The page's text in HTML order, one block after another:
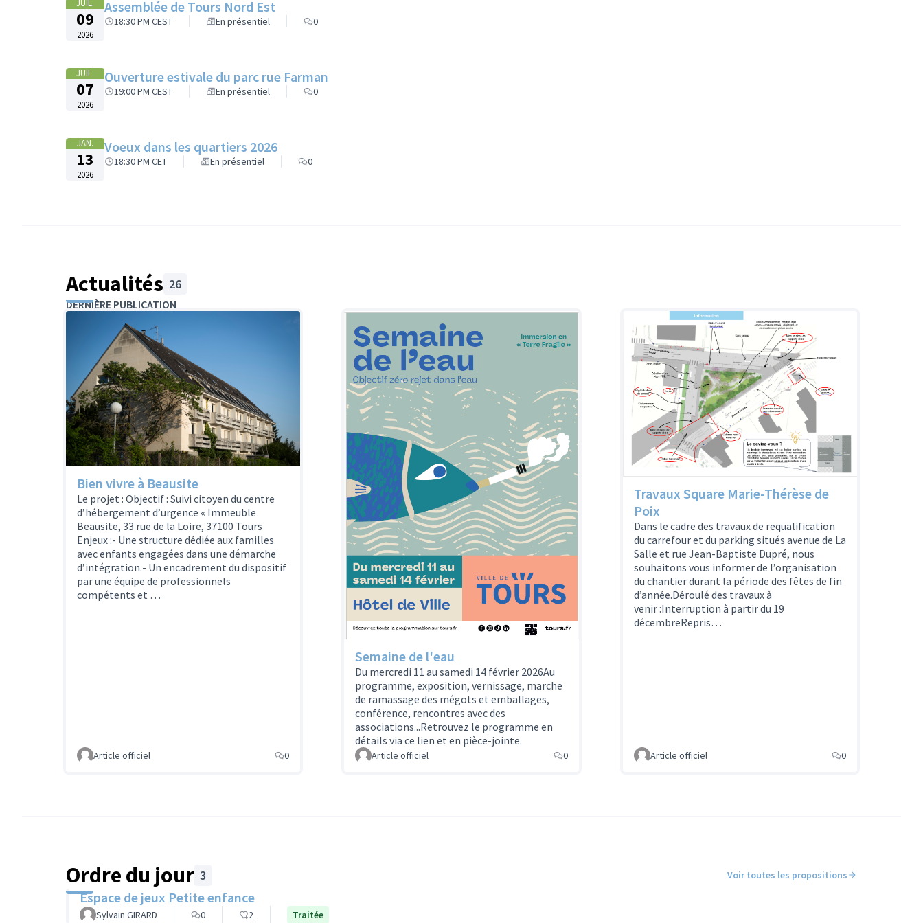
JUIL.
09
2026
Assemblée de Tours Nord Est
18:30 PM CEST En présentiel 0
JUIL.
07
2026
Ouverture estivale du parc rue Farman
19:00 PM CEST En présentiel 0
JAN.
13
2026
Voeux dans les quartiers 2026
18:30 PM CET En présentiel 0
Actualités 26
DERNIÈRE PUBLICATION
Bien vivre à Beausite
Le projet : Objectif : Suivi citoyen du centre
d’hébergement d’urgence « Immeuble
Beausite, 33 rue de la Loire, 37100 Tours
Enjeux :- Une structure dédiée aux familles
avec enfants engagées dans une démarche
d’intégration.- Un encadrement du dispositif
par une équipe de professionnels
compétents et …
Article officiel 0
Semaine de l'eau
Du mercredi 11 au samedi 14 février 2026Au
programme, exposition, vernissage, marche
de ramassage des mégots et emballages,
conférence, rencontres avec des
associations...Retrouvez le programme en
détails via ce lien et en pièce-jointe.
Article officiel 0
Travaux Square Marie-Thérèse de
Poix
Dans le cadre des travaux de requalification
du carrefour et du parking situés avenue de La
Salle et rue Jean-Baptiste Dupré, nous
souhaitons vous informer de l’organisation
du chantier durant la période des fêtes de fin
d’année.Déroulé des travaux à
venir :Interruption à partir du 19
décembreRepris…
Article officiel 0
Ordre du jour 3 Voir toutes les propositions
Espace de jeux Petite enfance
Sylvain GIRARD 0 2 Traitée